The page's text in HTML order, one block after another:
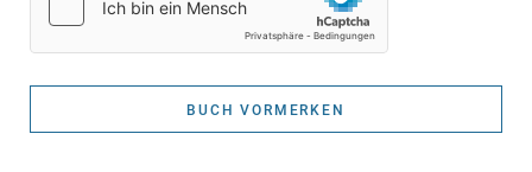
BUCH VORMERKEN